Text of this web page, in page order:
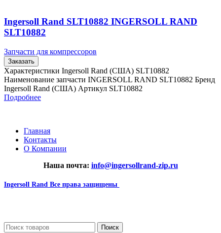
Ingersoll Rand SLT10882 INGERSOLL RAND
SLT10882
Запчасти для компрессоров
Заказать
Характеристики Ingersoll Rand (США) SLT10882
Наименование запчасти INGERSOLL RAND SLT10882 Бренд
Ingersoll Rand (США) Артикул SLT10882
Подробнее
Главная
Контакты
О Компании
Наша почта: info@ingersollrand-zip.ru
Ingersoll Rand Все права защищены
Поиск